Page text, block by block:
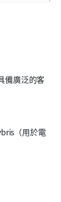
備廣泛的客
（用於電